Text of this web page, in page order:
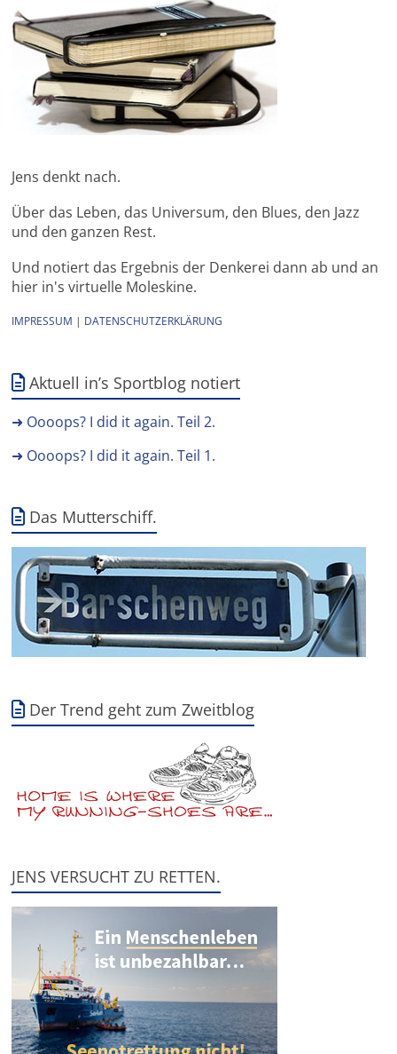
Jens denkt nach.
Über das Leben, das Universum, den Blues, den Jazz
und den ganzen Rest.
Und notiert das Ergebnis der Denkerei dann ab und an
hier in's virtuelle Moleskine.
IMPRESSUM | DATENSCHUTZERKLÄRUNG
Aktuell in’s Sportblog notiert
➜ Oooops? I did it again. Teil 2.
➜ Oooops? I did it again. Teil 1.
Das Mutterschiff.
Der Trend geht zum Zweitblog
JENS VERSUCHT ZU RETTEN.